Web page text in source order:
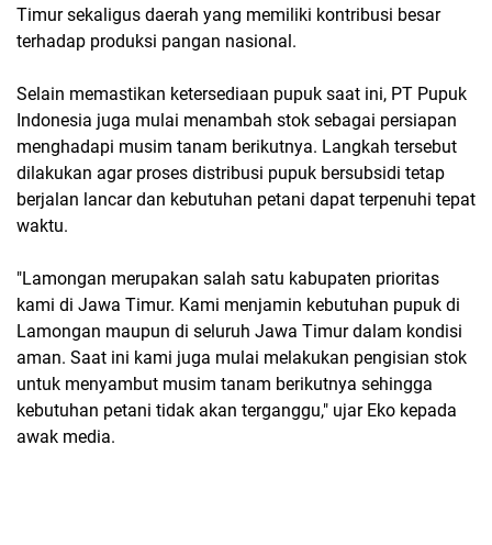
Timur sekaligus daerah yang memiliki kontribusi besar
terhadap produksi pangan nasional.
Selain memastikan ketersediaan pupuk saat ini, PT Pupuk
Indonesia juga mulai menambah stok sebagai persiapan
menghadapi musim tanam berikutnya. Langkah tersebut
dilakukan agar proses distribusi pupuk bersubsidi tetap
berjalan lancar dan kebutuhan petani dapat terpenuhi tepat
waktu.
"Lamongan merupakan salah satu kabupaten prioritas
kami di Jawa Timur. Kami menjamin kebutuhan pupuk di
Lamongan maupun di seluruh Jawa Timur dalam kondisi
aman. Saat ini kami juga mulai melakukan pengisian stok
untuk menyambut musim tanam berikutnya sehingga
kebutuhan petani tidak akan terganggu," ujar Eko kepada
awak media.